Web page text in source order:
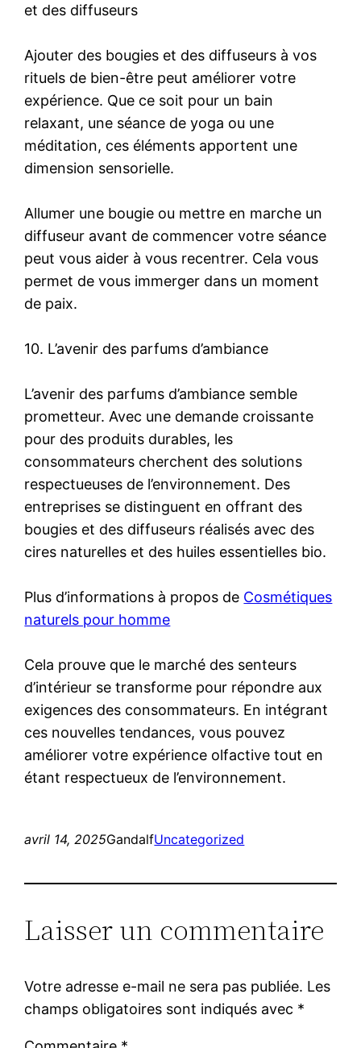
et des diffuseurs
Ajouter des bougies et des diffuseurs à vos
rituels de bien-être peut améliorer votre
expérience. Que ce soit pour un bain
relaxant, une séance de yoga ou une
méditation, ces éléments apportent une
dimension sensorielle.
Allumer une bougie ou mettre en marche un
diffuseur avant de commencer votre séance
peut vous aider à vous recentrer. Cela vous
permet de vous immerger dans un moment
de paix.
10. L’avenir des parfums d’ambiance
L’avenir des parfums d’ambiance semble
prometteur. Avec une demande croissante
pour des produits durables, les
consommateurs cherchent des solutions
respectueuses de l’environnement. Des
entreprises se distinguent en offrant des
bougies et des diffuseurs réalisés avec des
cires naturelles et des huiles essentielles bio.
Plus d’informations à propos de Cosmétiques
naturels pour homme
Cela prouve que le marché des senteurs
d’intérieur se transforme pour répondre aux
exigences des consommateurs. En intégrant
ces nouvelles tendances, vous pouvez
améliorer votre expérience olfactive tout en
étant respectueux de l’environnement.
avril 14, 2025GandalfUncategorized
Laisser un commentaire
Votre adresse e-mail ne sera pas publiée. Les
champs obligatoires sont indiqués avec *